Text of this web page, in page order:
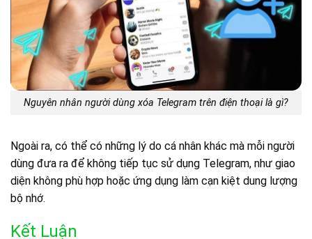
Nguyên nhân người dùng xóa Telegram trên điện thoại là gì?
Ngoài ra, có thể có những lý do cá nhân khác mà mỗi người
dùng đưa ra để không tiếp tục sử dụng Telegram, như giao
diện không phù hợp hoặc ứng dụng làm cạn kiệt dung lượng
bộ nhớ.
Kết Luận